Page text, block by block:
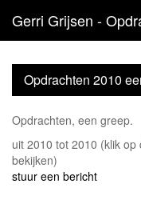
Opdrachten 2010
Opdrachten, een greep.
uit 2010 tot 2010 (klik op
bekijken)
stuur een bericht